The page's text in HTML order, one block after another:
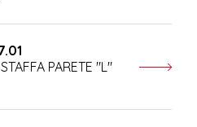
PARETE "L"